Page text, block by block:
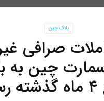
بلاک چین
صرافی
چین به